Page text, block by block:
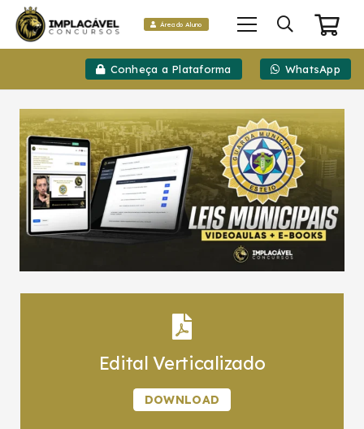
Área do Aluno
Conheça a Plataforma WhatsApp
Edital Verticalizado
DOWNLOAD